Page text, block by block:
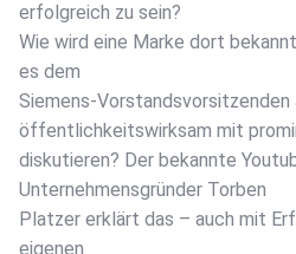
erfolgreich zu sein?
Wie wird eine Marke dort
es dem
Siemens-
öffentlichkeitswirksam mit
diskutieren? Der bekannte
Unternehmensgründer Torben
Platzer erklärt das – auch mit
eigenen